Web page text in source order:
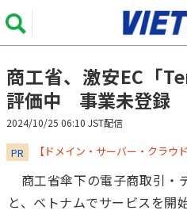
商工省、激安EC「
評価中 事業未登録
2024/10/25 06:10 JST配信
PR 【ドメイン・サーバー・クラウ
商工省傘下の電子商取引・
と、ベトナムでサービスを開